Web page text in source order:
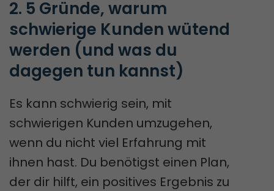
2. 5 Gründe, warum
schwierige Kunden wütend
werden (und was du
dagegen tun kannst)
Es kann schwierig sein, mit
schwierigen Kunden umzugehen,
wenn du nicht viel Erfahrung mit
ihnen hast. Du benötigst einen Plan,
der dir hilft, ein positives Ergebnis zu